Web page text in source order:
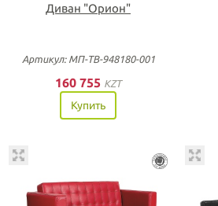
Диван "Орион"
Артикул: МП-ТВ-948180-001
160 755 KZT
Купить